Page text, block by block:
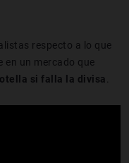
respecto a lo que
en un mercado que
si falla la divisa